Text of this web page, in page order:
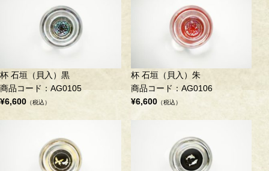
杯 石垣（貝入）黒
商品コード：AG0105
¥6,600 （税込）
杯 石垣（貝入）朱
商品コード：AG0106
¥6,600（税込）